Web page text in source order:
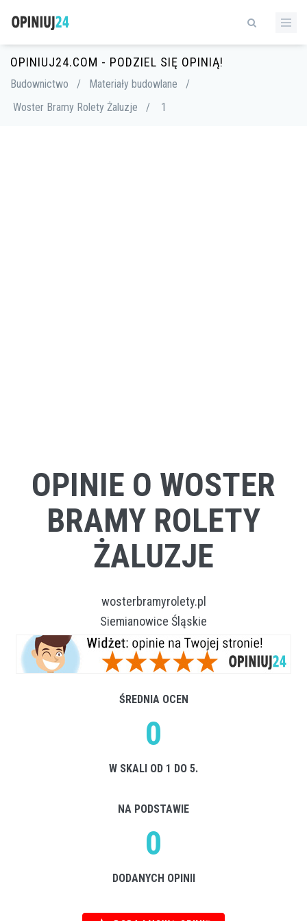
OPINIUJ24.COM - PODZIEL SIĘ OPINIĄ!
Budownictwo / Materiały budowlane
/
Woster Bramy Rolety Żaluzje
/ 1
OPINIE O WOSTER
BRAMY ROLETY
ŻALUZJE
wosterbramyrolety.pl
Siemianowice Śląskie
ŚREDNIA OCEN
0
W SKALI OD 1 DO 5.
NA PODSTAWIE
0
DODANYCH OPINII